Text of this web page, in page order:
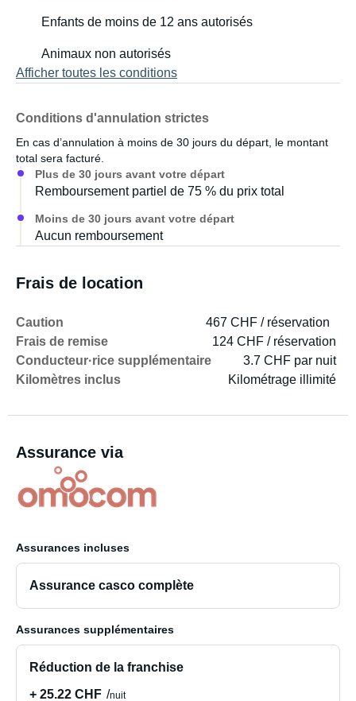
Enfants de moins de 12 ans autorisés
Animaux non autorisés
Afficher toutes les conditions
Conditions d'annulation strictes
En cas d’annulation à moins de 30 jours du départ, le montant
total sera facturé.
Plus de 30 jours avant votre départ
Remboursement partiel de 75 % du prix total
Moins de 30 jours avant votre départ
Aucun remboursement
Frais de location
Caution
467 CHF / réservation
Frais de remise
124 CHF / réservation
Conducteur·rice supplémentaire
3.7 CHF par nuit
Kilomètres inclus
Kilométrage illimité
Assurance via
Assurances incluses
Assurance casco complète
Assurances supplémentaires
Réduction de la franchise
+ 25.22 CHF
nuit